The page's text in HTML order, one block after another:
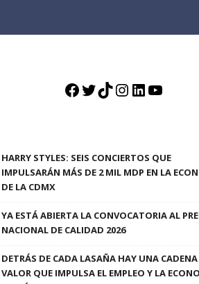
Facebook
Twitter
TikTok
Instagram
LinkedIn
HARRY STYLES: SEIS CONCIERTOS QUE
IMPULSARÁN MÁS DE 2 MIL MDP EN LA
DE LA CDMX
YA ESTÁ ABIERTA LA CONVOCATORIA AL
NACIONAL DE CALIDAD 2026
DETRÁS DE CADA LASAÑA HAY UNA
VALOR QUE IMPULSA EL EMPLEO Y LA